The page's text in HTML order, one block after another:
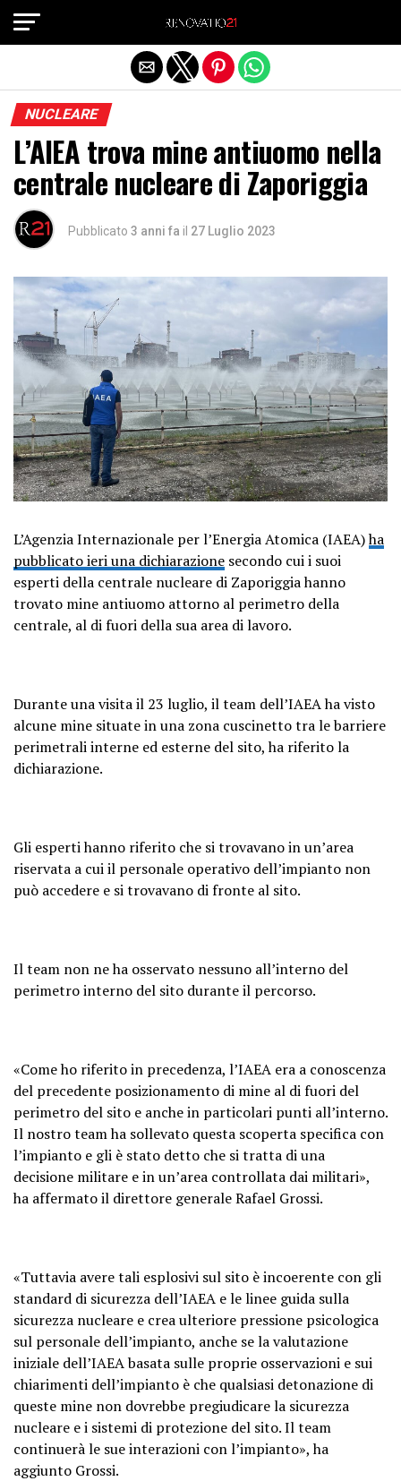
NUCLEARE
L’AIEA trova mine antiuomo nella
centrale nucleare di Zaporiggia
Pubblicato 3 anni fa il 27 Luglio 2023
L’Agenzia Internazionale per l’Energia Atomica (IAEA)ha
pubblicato ieri una dichiarazione secondo cui i suoi
esperti della centrale nucleare di Zaporiggia hanno
trovato mine antiuomo attorno al perimetro della
centrale, al di fuori della sua area di lavoro.
Durante una visita il 23 luglio, il team dell’IAEA ha visto
alcune mine situate in una zona cuscinetto tra le barriere
perimetrali interne ed esterne del sito, ha riferito la
dichiarazione.
Gli esperti hanno riferito che si trovavano in un’area
riservata a cui il personale operativo dell’impianto non
può accedere e si trovavano di fronte al sito.
Il team non ne ha osservato nessuno all’interno del
perimetro interno del sito durante il percorso.
«Come ho riferito in precedenza, l’IAEA era a conoscenza
del precedente posizionamento di mine al di fuori del
perimetro del sito e anche in particolari punti all’interno.
Il nostro team ha sollevato questa scoperta specifica con
l’impianto e gli è stato detto che si tratta di una
decisione militare e in un’area controllata dai militari»,
ha affermato il direttore generale Rafael Grossi.
«Tuttavia avere tali esplosivi sul sito è incoerente con gli
standard di sicurezza dell’IAEA e le linee guida sulla
sicurezza nucleare e crea ulteriore pressione psicologica
sul personale dell’impianto, anche se la valutazione
iniziale dell’IAEA basata sulle proprie osservazioni e sui
chiarimenti dell’impianto è che qualsiasi detonazione di
queste mine non dovrebbe pregiudicare la sicurezza
nucleare e i sistemi di protezione del sito. Il team
continuerà le sue interazioni con l’impianto», ha
aggiunto Grossi.
Exit mobile version